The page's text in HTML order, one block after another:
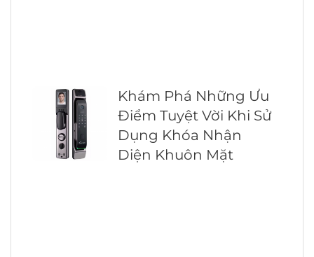
Khám Phá Những Ưu
Điểm Tuyệt Vời Khi Sử
Dụng Khóa Nhận
Diện Khuôn Mặt